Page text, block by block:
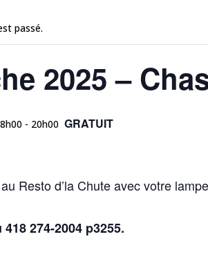
passé.
2025 –
- 20h00 GRATUIT
Resto d’la Chute avec votre
274-2004 p3255.